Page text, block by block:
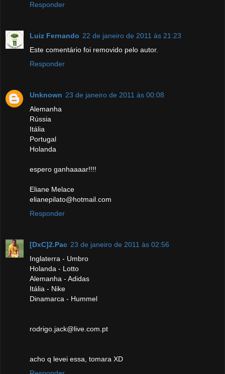
Responder
Luiz Fernando 22 de janeiro de 2011 às 21:23
Este comentário foi removido pelo autor.
Responder
Unknown 23 de janeiro de 2011 às 00:08
Alemanha
Rússia
Itália
Portugal
Holanda
espero ganhaaaar!!!!
Eliane Melace
elianepilato@hotmail.com
Responder
[DxC]2.Pac 23 de janeiro de 2011 às 02:56
Inglaterra - Umbro
Holanda - Lotto
Alemanha - Adidas
Itália - Nike
Dinamarca - Hummel
rodrigo.jack@live.com.pt
acho q levei essa, tomara XD